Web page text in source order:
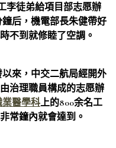
李徒弟給項目部志愿辦
鐘后，機電部長朱健帶好
不到就修睦了空調。
來，中交二航局經開外
治理職員構成的志愿辦
醫學科上的800余名工
常鐘內就會達到。